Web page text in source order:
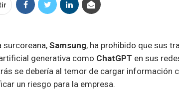
surcoreana, Samsung, ha prohibido que sus
generativa como ChatGPT en sus
se debería al temor de cargar información
un riesgo para la empresa.